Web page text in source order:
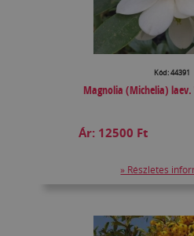
Kód: 44391
Magnolia (Michelia)
Ár: 12500 Ft
» Részletes